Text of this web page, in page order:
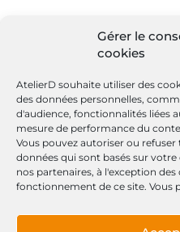
Gérer le
cookies
AtelierD souhaite utiliser des
des données personnelles,
d'audience, fonctionnalités liées
mesure de performance du
Vous pouvez autoriser ou
données qui sont basés sur
nos partenaires, à l'exception
fonctionnement de ce site.